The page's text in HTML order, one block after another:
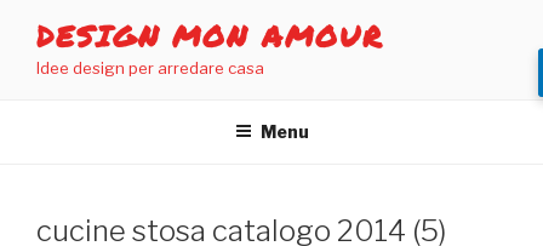
contenuto
DESIGN MON AMOUR
Idee design per arredare casa
Menu
cucine stosa catalogo 2014 (5)